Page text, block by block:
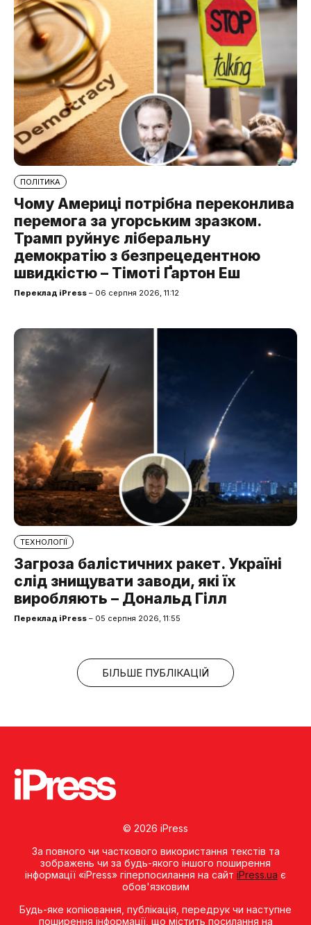
ПОЛІТИКА
Чому Америці потрібна переконлива
перемога за угорським зразком.
Трамп руйнує ліберальну
демократію з безпрецедентною
швидкістю – Тімоті Ґартон Еш
Переклад iPress – 06 серпня 2026, 11:12
ТЕХНОЛОГІЇ
Загроза балістичних ракет. Україні
слід знищувати заводи, які їх
виробляють – Дональд Гілл
Переклад iPress – 05 серпня 2026, 11:55
БІЛЬШЕ ПУБЛІКАЦІЙ
© 2026 iPress
За повного чи часткового використання текстів та
зображень чи за будь-якого іншого поширення
інформації «iPress» гіперпосилання на сайт iPress.ua є
обов'язковим
Будь-яке копiювання, публiкацiя, передрук чи наступне
поширення iнформацiї, що мiстить посилання на